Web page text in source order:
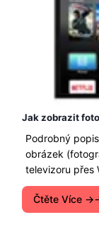
Jak zobrazit
Podrobný
obrázek
televizoru přes
Čtěte Více →